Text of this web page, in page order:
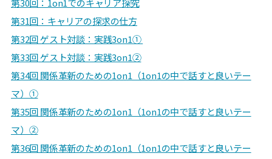
第30回： 1on1でのキャリア探究
第31回： キャリアの探求の仕方
第32回 ゲスト対談：実践3on1①
第33回ゲスト対談：実践3on1②
第34回 関係革新のための1on1（1on1の中で話すと良いテー
マ）①
第35回関係革新のための1on1（1on1の中で話すと良いテー
マ）②
第36回 関係革新のための1on1（1on1の中で話すと良いテー